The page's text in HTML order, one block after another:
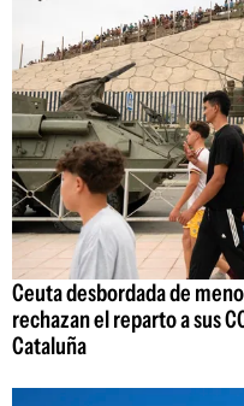
Ceuta desbordada de
rechazan el reparto a sus
Cataluña